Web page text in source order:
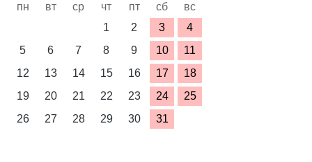
пн вт ср чт пт сб
вс
1
2 3
4
5
6 7 8 9 10
11
12
13 14 15 16 17
18
19
20 21 22 23 24
25
26
27 28 29 30 31